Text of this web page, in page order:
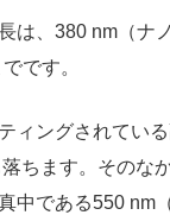
、380 nm（ナ
です。
ィングされてい
ちます。そのな
中である550 nm